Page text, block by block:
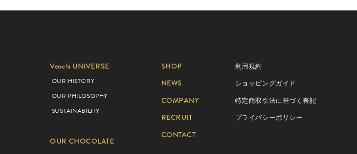
Venchi UNIVERSE
OUR HISTORY
OUR PHILOSOPHY
SUSTAINABILITY
OUR CHOCOLATE
SHOP
NEWS
COMPANY
RECRUIT
CONTACT
利用規約
ショッピングガイド
特定商取引法に基づく表記
プライバシーポリシー